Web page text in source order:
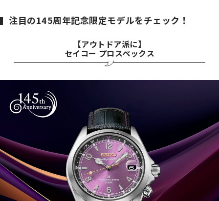
注目の145周年記念限定モデルをチェック！
【アウトドア派に】
セイコー プロスペックス